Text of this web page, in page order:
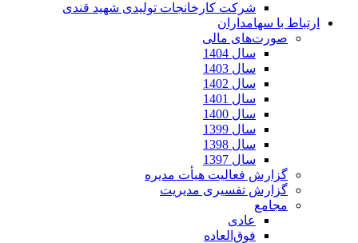
شرکت کارخانجات تولیدی شهید قندی
ارتباط با سهامداران
صورت‌های مالی
سال 1404
سال 1403
سال 1402
سال 1401
سال 1400
سال 1399
سال 1398
سال 1397
گزارش فعالیت هیأت مدیره
گزارش تفسیری مدیریت
مجامع
عادی
فوق‌العاده